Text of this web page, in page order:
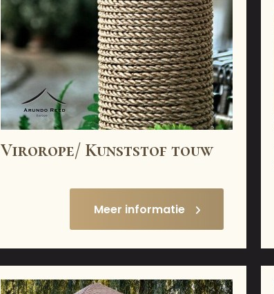
Virorope/ Kunststof touw
Meer informatie